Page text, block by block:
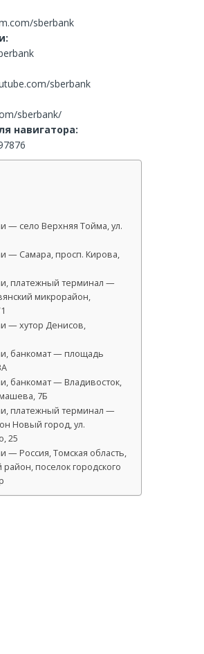
sberbank
sberbank
sberbank/
навигатора:
— село Верхняя Тойма, ул.
— Самара, просп. Кирова,
платежный терминал —
микрорайон,
— хутор Денисов,
банкомат — площадь
банкомат — Владивосток,
7Б
платежный терминал —
Новый город, ул.
25
— Россия, Томская область,
поселок городского